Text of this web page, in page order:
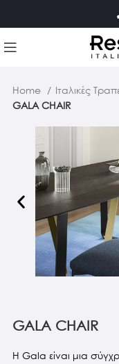
Home Ιταλικές
GALA CHAIR
GALA CHAIR
H Gala είναι μια